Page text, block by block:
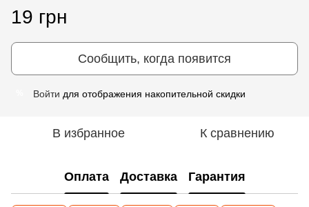
19 грн
Сообщить, когда появится
Войти для отображения накопительной скидки
В избранное К сравнению
Оплата Доставка Гарантия